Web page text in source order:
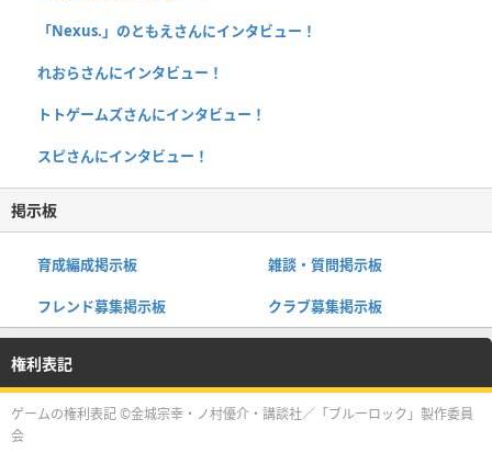
「Nexus.」のともえさんにインタビュー！
れおらさんにインタビュー！
トトゲームズさんにインタビュー！
スピさんにインタビュー！
掲示板
育成編成掲示板 雑談・質問掲示板
フレンド募集掲示板 クラブ募集掲示板
権利表記
ゲームの権利表記 ©金城宗幸・ノ村優介・講談社／「ブルーロック」製作委員
会